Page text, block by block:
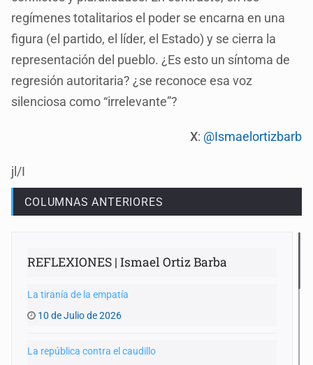
regímenes totalitarios el poder se encarna en una
figura (el partido, el líder, el Estado) y se cierra la
representación del pueblo. ¿Es esto un síntoma de
regresión autoritaria? ¿se reconoce esa voz
silenciosa como “irrelevante”?
X: @Ismaelortizbarb
jl/I
COLUMNAS ANTERIORES
REFLEXIONES | Ismael Ortiz Barba
La tiranía de la empatía
10 de Julio de 2026
La república contra el caudillo